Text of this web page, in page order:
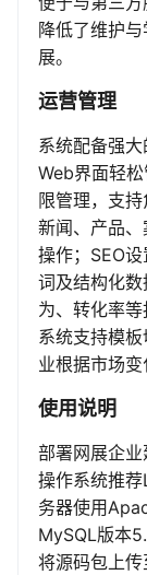
降低了维护
展。
运营管理
系统配备强
Web界面轻
限管理，支
新闻、产品
操作；SEO
词及结构化
为、转化率等
系统支持模
业根据市场变
使用说明
部署网展企
操作系统推
务器使用
MySQL版本
将源码包上